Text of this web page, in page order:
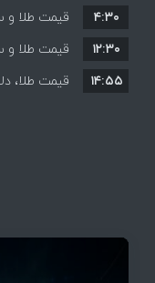
قیمت +
قیمت طلا و سکه شنبه 17
۴:۳۰
قیمت ها+
۱۲:۳۰
۱۴:۵۵